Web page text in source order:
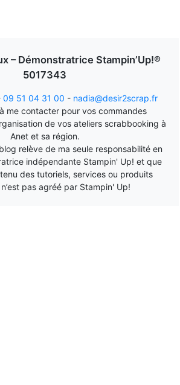
– Démonstratrice Stampin’Up!®
5017343
09 51 04 31 00 - nadia@desir2scrap.fr
me contacter pour vos commandes
de vos ateliers scrabbooking à
Anet et sa région.
relève de ma seule responsabilité en
indépendante Stampin' Up! et que
des tutoriels, services ou produits
pas agréé par Stampin' Up!